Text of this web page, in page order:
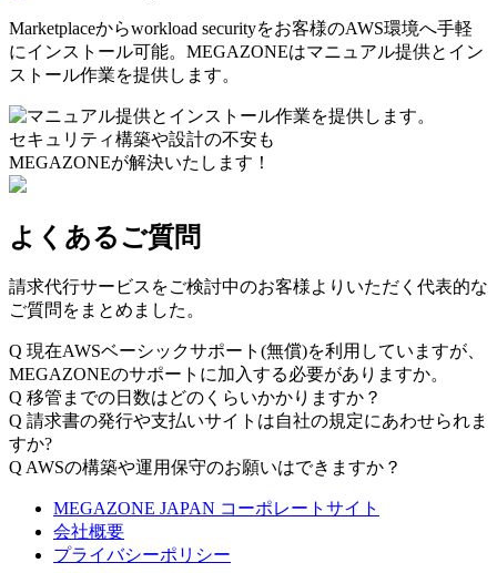
Marketplaceからworkload securityをお客様のAWS環境へ手軽
にインストール可能。MEGAZONEはマニュアル提供とイン
ストール作業を提供します。
セキュリティ構築や設計の不安も
MEGAZONEが解決いたします！
よくあるご質問
請求代行サービスをご検討中のお客様よりいただく代表的な
ご質問をまとめました。
Q 現在AWSベーシックサポート(無償)を利用していますが、
MEGAZONEのサポートに加入する必要がありますか。
Q 移管までの日数はどのくらいかかりますか？
Q 請求書の発行や支払いサイトは自社の規定にあわせられま
すか?
Q AWSの構築や運用保守のお願いはできますか？
MEGAZONE JAPAN コーポレートサイト
会社概要
プライバシーポリシー